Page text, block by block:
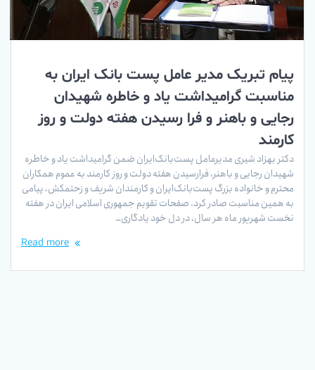
پیام تبریک مدیر عامل پست بانک ایران به
مناسبت گرامیداشت یاد و خاطره شهیدان
رجایی و باهنر و فرا رسیدن هفته دولت و روز
کارمند
دکتر بهزاد شیری مدیر‌عامل پست‌بانک‌ایران ضمن گرامیداشت یاد و خاطره
شهیدان رجایی و باهنر، فرارسیدن هفته دولت و روز کارمند به عموم همکاران
محترم و خانواده بزرگ پست‌بانک‌ایران و کارمندان شریف و زحتمکش، پیامی
به همین مناسبت صادر کرد. صفحات تقویم جمهوری اسلامی ایران در هفته
نخست شهریور ماه هر سال، در دل خود یادگاری…
Read more